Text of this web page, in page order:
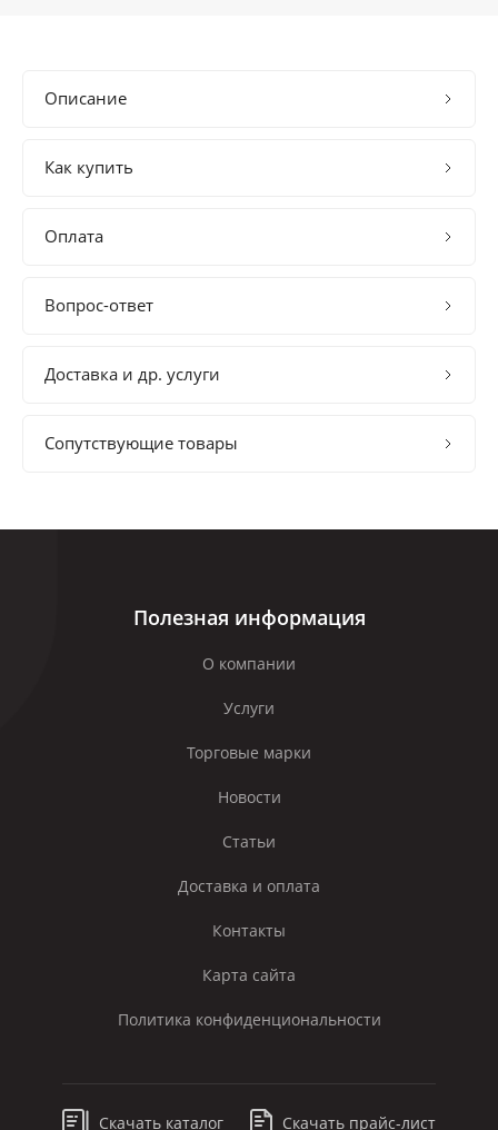
Описание
Как купить
Оплата
Вопрос-ответ
Доставка и др. услуги
Сопутствующие товары
Полезная информация
О компании
Услуги
Торговые марки
Новости
Статьи
Доставка и оплата
Контакты
Карта сайта
Политика конфиденциональности
Скачать каталог Скачать прайс-лист